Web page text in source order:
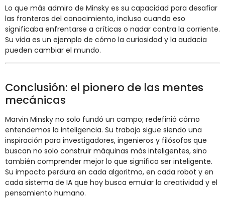
Lo que más admiro de Minsky es su capacidad para desafiar
las fronteras del conocimiento, incluso cuando eso
significaba enfrentarse a críticas o nadar contra la corriente.
Su vida es un ejemplo de cómo la curiosidad y la audacia
pueden cambiar el mundo.
Conclusión: el pionero de las mentes
mecánicas
Marvin Minsky no solo fundó un campo; redefinió cómo
entendemos la inteligencia. Su trabajo sigue siendo una
inspiración para investigadores, ingenieros y filósofos que
buscan no solo construir máquinas más inteligentes, sino
también comprender mejor lo que significa ser inteligente.
Su impacto perdura en cada algoritmo, en cada robot y en
cada sistema de IA que hoy busca emular la creatividad y el
pensamiento humano.